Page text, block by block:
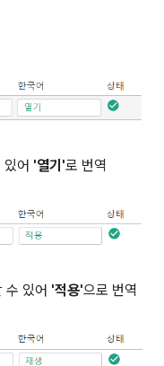
있어 '열기'로 번역
수 있어 '적용'으로 번역